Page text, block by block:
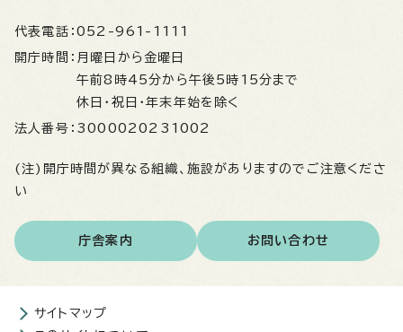
代表電話： 052-961-1111
開庁時間： 月曜日から金曜日
午前8時45分から午後5時15分まで
休日・祝日・年末年始を除く
法人番号： 3000020231002
(注)開庁時間が異なる組織、施設がありますのでご注意くださ
い
庁舎案内 お問い合わせ
サイトマップ